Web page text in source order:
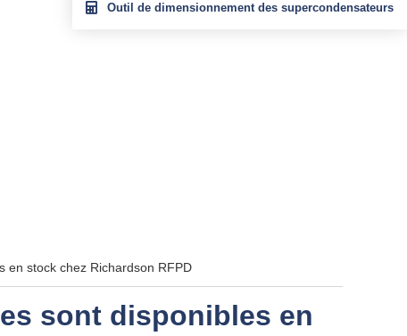
Outil de dimensionnement des supercondensateurs
en stock chez Richardson RFPD
sont disponibles en